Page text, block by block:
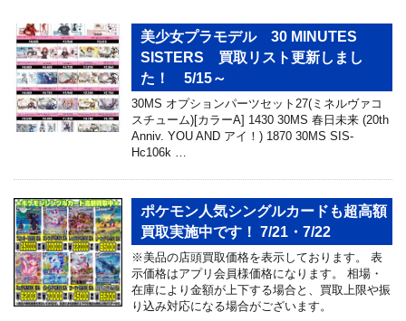
美少女プラモデル 30 MINUTES
SISTERS 買取リスト更新しまし
た！ 5/15～
30MS オプションパーツセット27(ミネルヴァコ
スチューム)[カラーA] 1430 30MS 春日未来 (20th
Anniv. YOU AND アイ！) 1870 30MS SIS-
Hc106k …
ポケモン人気シングルカードも超高額
買取実施中です！ 7/21・7/22
※美品の店頭買取価格を表示しております。 表
示価格はアプリ会員様価格になります。 相場・
在庫により金額が上下する場合と、買取上限や振
り込み対応になる場合がございます。